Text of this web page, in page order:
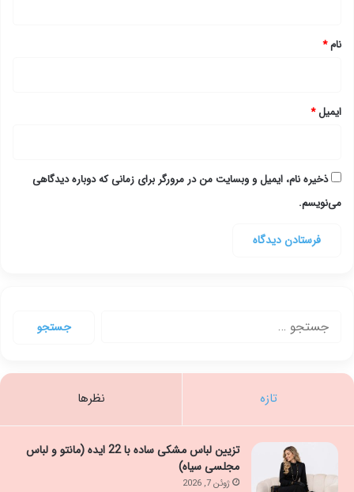
نام*
ایمیل*
ذخیره نام، ایمیل و وبسایت من در مرورگر برای زمانی که دوباره دیدگاهی
می‌نویسم.
تازه نظرها
تزیین لباس مشکی ساده با 22 ایده (مانتو و لباس
مجلسی سیاه)
ژوئن 7, 2026